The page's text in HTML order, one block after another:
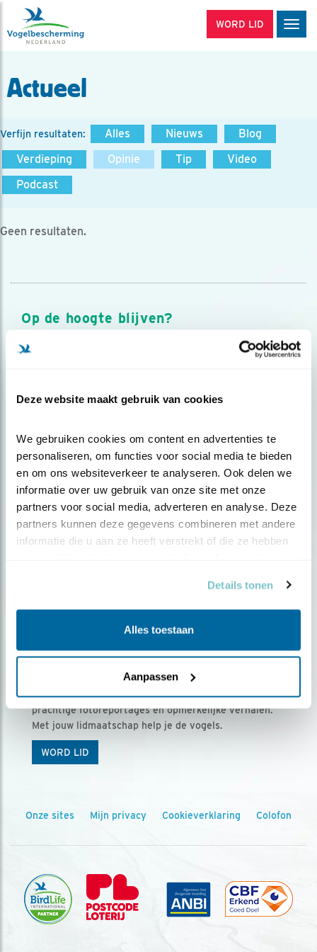
Deze website maakt gebruik van cookies
We gebruiken cookies om content en advertenties te
personaliseren, om functies voor social media te bieden
en om ons websiteverkeer te analyseren. Ook delen we
informatie over uw gebruik van onze site met onze
partners voor social media, adverteren en analyse. Deze
partners kunnen deze gegevens combineren met andere
informatie die u aan ze heeft verstrekt of die ze hebben
Details tonen
Alles toestaan
Aanpassen
WORD LID
Actueel
Verfijn resultaten: Alles Nieuws
Blog
Verdieping
Opinie Tip
Video
Podcast
Geen resultaten.
Op de hoogte blijven?
Meld je aan en ontvang nieuws, inspiratie, acties en tips
over vogels en activiteiten van Vogelbescherming.
Ontvang 5 x Vogels voor € 36,00 per jaar
Vogels is het tijdschrift voor onze leden, met
prachtige fotoreportages en opmerkelijke verhalen.
Met jouw lidmaatschap help je de vogels.
WORD LID
Onze sites Mijn privacy Cookieverklaring Colofon